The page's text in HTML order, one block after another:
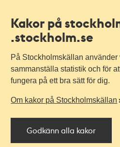
Kakor på
.stockholm.se
På Stockholmskällan använder
sammanställa statistik och för
fungera på ett bra sätt för dig.
Om kakor på Stockholmskällan
Godkänn alla kakor